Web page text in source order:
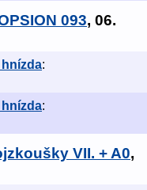
093, 06.
hnízda:
hnízda:
VII. + A0,